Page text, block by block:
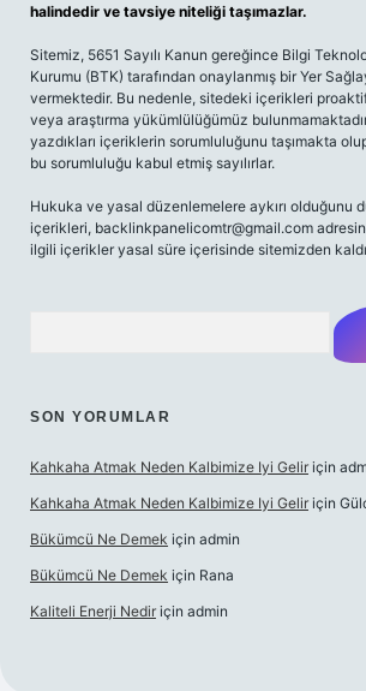
halindedir ve tavsiye niteliği taşımazlar.
Sitemiz, 5651 Sayılı Kanun gereğince Bilgi
Kurumu (BTK) tarafından onaylanmış bir Yer
vermektedir. Bu nedenle, sitedeki içerikleri
veya araştırma yükümlülüğümüz
yazdıkları içeriklerin sorumluluğunu taşımakta
bu sorumluluğu kabul etmiş sayılırlar.
Hukuka ve yasal düzenlemelere aykırı olduğunu
içerikleri, backlinkpanelicomtr@gmail.com
ilgili içerikler yasal süre içerisinde sitemizden
SON YORUMLAR
Kahkaha Atmak Neden Kalbimize Iyi Gelir için
Kahkaha Atmak Neden Kalbimize Iyi Gelir için
Bükümcü Ne Demek için admin
Bükümcü Ne Demek için Rana
Kaliteli Enerji Nedir için admin